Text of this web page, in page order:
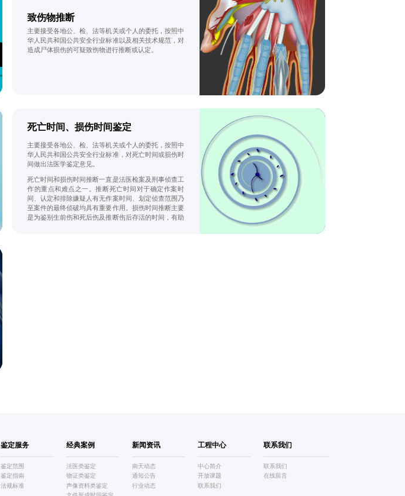
致伤物推断
主要接受各地公、检、法等机关或个人的委托，按照中
华人民共和国公共安全行业标准以及相关技术规范，对
造成尸体损伤的可疑致伤物进行推断或认定。
死亡时间、损伤时间鉴定
主要接受各地公、检、法等机关或个人的委托，按照中
华人民共和国公共安全行业标准，对死亡时间或损伤时
间做出法医学鉴定意见。
死亡时间和损伤时间推断一直是法医检案及刑事侦查工
作的重点和难点之一。推断死亡时间对于确定作案时
间、认定和排除嫌疑人有无作案时间、划定侦查范围乃
至案件的最终侦破均具有重要作用。损伤时间推断主要
是为鉴别生前伤和死后伤及推断伤后存活的时间，有助
鉴定服务
鉴定范围
鉴定指南
法规标准
经典案例
法医类鉴定
物证类鉴定
声像资料类鉴定
新闻资讯
南天动态
通知公告
行业动态
工程中心
中心简介
开放课题
联系我们
联系我们
联系我们
在线留言